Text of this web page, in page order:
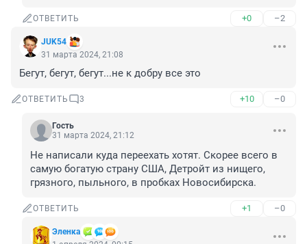
ОТВЕТИТЬ +0 –2
JUK54
31 марта 2024, 21:08
Бегут, бегут, бегут...не к добру все это
ОТВЕТИТЬ 3 +10 –0
Гость
31 марта 2024, 21:12
Не написали куда переехать хотят. Скорее всего в
самую богатую страну США, Детройт из нищего,
грязного, пыльного, в пробках Новосибирска.
ОТВЕТИТЬ +1 –0
Эленка